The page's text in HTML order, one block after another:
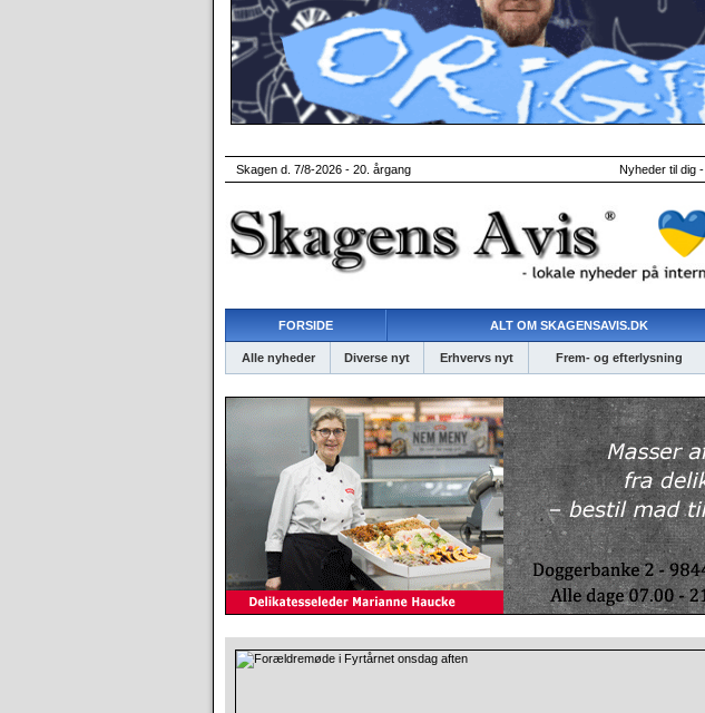
Skagen d. 7/8-2026 - 20. årgang Nyheder til dig
FORSIDE ALT OM SKAGENSAVIS.DK
Alle nyheder Diverse nyt Erhvervs nyt Frem- og efterlysning